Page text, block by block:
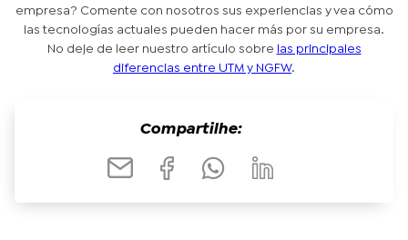
empresa? Comente con nosotros sus experiencias y vea cómo
las tecnologías actuales pueden hacer más por su empresa.
No deje de leer nuestro artículo sobre
las principales
diferencias entre UTM y NGFW.
Compartilhe: